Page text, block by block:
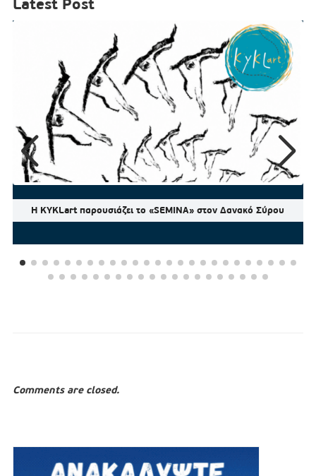
Η KYKLart παρουσιάζει το «SEMINA» στον Δανακό Σύρου
Comments are closed.